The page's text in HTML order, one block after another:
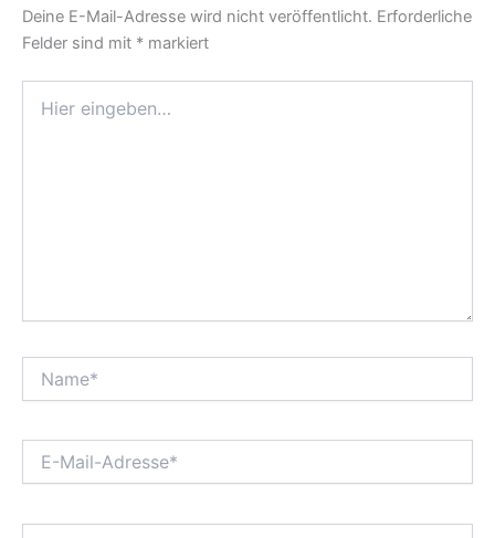
Deine E-Mail-Adresse wird nicht veröffentlicht. Erforderliche
Felder sind mit * markiert
eingeben…
Mail-